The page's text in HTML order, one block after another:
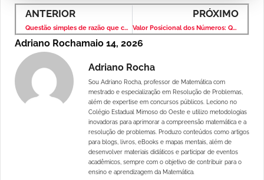
ANTERIOR
Questão simples de razão que confunde muita gente
PRÓXIMO
Valor Posicional dos Números: Questão Simples Que Confunde Muita Gente
Adriano Rochamaio 14, 2026
Adriano Rocha
Sou Adriano Rocha, professor de Matemática com
mestrado e especialização em Resolução de Problemas,
além de expertise em concursos públicos. Leciono no
Colégio Estadual Mimoso do Oeste e utilizo metodologias
inovadoras para aprimorar a compreensão matemática e a
resolução de problemas. Produzo conteúdos como artigos
para blogs, livros, eBooks e mapas mentais, além de
desenvolver materiais didáticos e participar de eventos
acadêmicos, sempre com o objetivo de contribuir para o
ensino e aprendizagem da Matemática.